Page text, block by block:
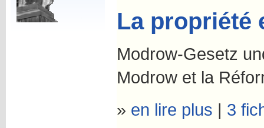
La propriété
Modrow-Gesetz
Modrow et la
» en lire plus | 3